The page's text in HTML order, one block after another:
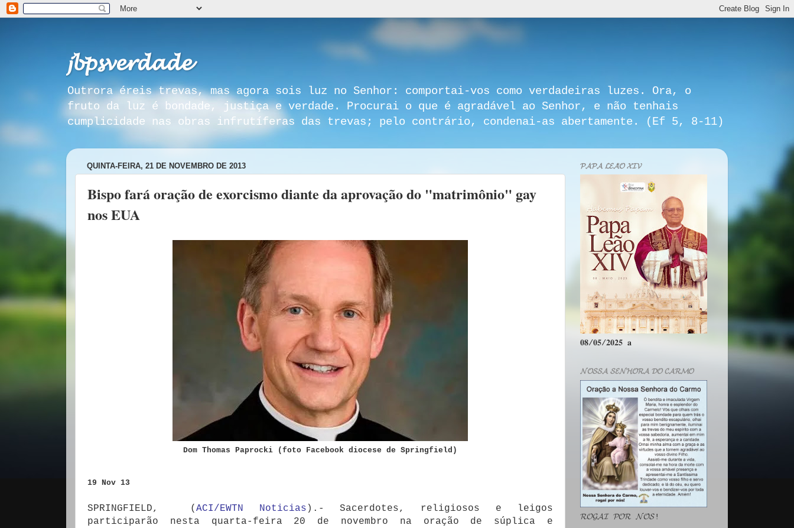
𝓳𝓫𝓹𝓼𝓿𝓮𝓻𝓭𝓪𝓭𝓮
Outrora éreis trevas, mas agora sois luz no Senhor: comportai-vos como verdadeiras luzes. Ora, o
fruto da luz é bondade, justiça e verdade. Procurai o que é agradável ao Senhor, e não tenhais
cumplicidade nas obras infrutíferas das trevas; pelo contrário, condenai-as abertamente. (Ef 5, 8-11)
QUINTA-FEIRA, 21 DE NOVEMBRO DE 2013
Bispo fará oração de exorcismo diante da aprovação do "matrimônio" gay
nos EUA
Dom Thomas Paprocki (foto Facebook diocese de Springfield)
19 Nov 13
SPRINGFIELD, ( ACI/EWTN Noticias ).- Sacerdotes, religiosos e leigos
participarão nesta quarta-feira 20 de novembro na oração de súplica e
𝓟𝓐𝓟𝓐 𝓛𝓔𝓐̃𝓞 𝓧𝓘𝓥
𝟎𝟖/𝟎𝟓/𝟐𝟎𝟐𝟓 𝐚
𝓝𝓞𝓢𝓢𝓐 𝓢𝓔𝓝𝓗𝓞𝓡𝓐 𝓓𝓞 𝓒𝓐𝓡𝓜𝓞
𝓡𝓞𝓖𝓐𝓘 𝓟𝓞𝓡 𝓝𝓞́𝓢!